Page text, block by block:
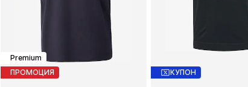
Premium
ПРОМОЦИЯ
КУПОН